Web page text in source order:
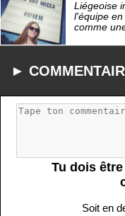
Liégeoise
l'équipe
comme
►
Tu dois
Soit en